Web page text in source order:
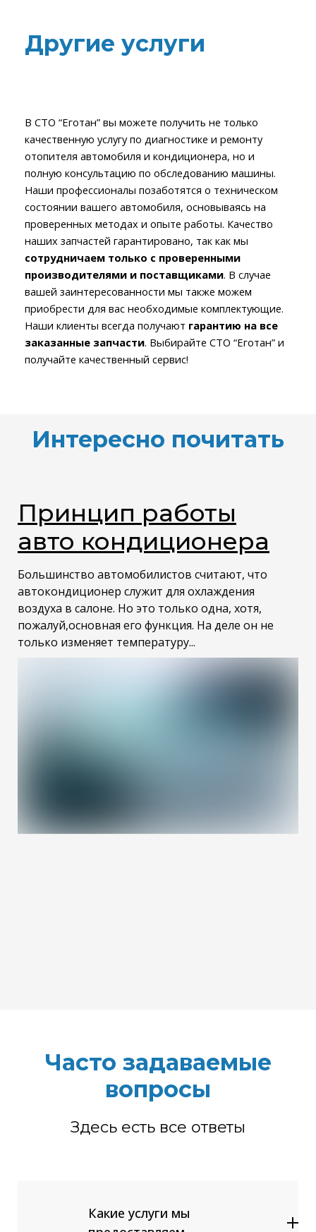
Другие услуги
В СТО “Еготан” вы можете получить не только
качественную услугу по диагностике и ремонту
отопителя автомобиля и кондиционера, но и
полную консультацию по обследованию машины.
Наши профессионалы позаботятся о техническом
состоянии вашего автомобиля, основываясь на
проверенных методах и опыте работы. Качество
наших запчастей гарантировано, так как мы
сотрудничаем только с проверенными
производителями и поставщиками. В случае
вашей заинтересованности мы также можем
приобрести для вас необходимые комплектующие.
Наши клиенты всегда получают гарантию на все
заказанные запчасти. Выбирайте СТО “Еготан” и
получайте качественный сервис!
Интересно почитать
Принцип работы
авто кондиционера
Большинство автомобилистов считают, что
автокондиционер служит для охлаждения
воздуха в салоне. Но это только одна, хотя,
пожалуй,основная его функция. На деле он не
только изменяет температуру...
Часто задаваемые
вопросы
Здесь есть все ответы
Какие услуги мы